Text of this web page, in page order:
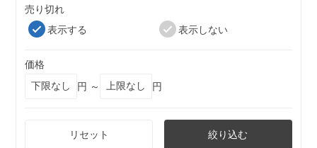
売り切れ
表示する
表示しない
価格
円 ～
円
リセット 絞り込む